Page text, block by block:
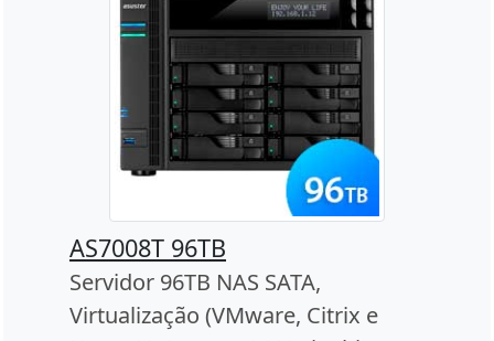
AS7008T 96TB
Servidor 96TB NAS SATA,
Virtualização (VMware, Citrix e